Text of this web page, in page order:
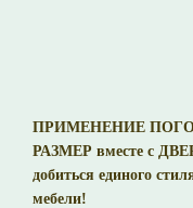
ПРИМЕНЕНИЕ
РАЗМЕР вместе с
добиться единого
мебели!